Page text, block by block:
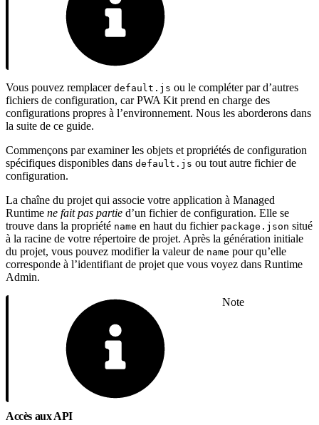
Vous pouvez remplacer default.js ou le compléter par d’autres
fichiers de configuration, car PWA Kit prend en charge des
configurations propres à l’environnement. Nous les aborderons dans
la suite de ce guide.
Commençons par examiner les objets et propriétés de configuration
spécifiques disponibles dans default.js ou tout autre fichier de
configuration.
La chaîne du projet qui associe votre application à Managed
Runtime ne fait pas partie d’un fichier de configuration. Elle se
trouve dans la propriété name en haut du fichier package.json situé
à la racine de votre répertoire de projet. Après la génération initiale
du projet, vous pouvez modifier la valeur de name pour qu’elle
corresponde à l’identifiant de projet que vous voyez dans Runtime
Admin.
Note
Accès aux API